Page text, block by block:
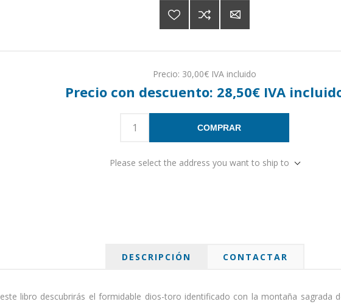
Precio: 30,00€ IVA incluido
Precio con descuento: 28,50€ IVA
COMPRAR
Please select the address you want to ship to
DESCRIPCIÓN CONTACTAR
libro descubrirás el formidable dios-toro identificado con la montaña sagrada